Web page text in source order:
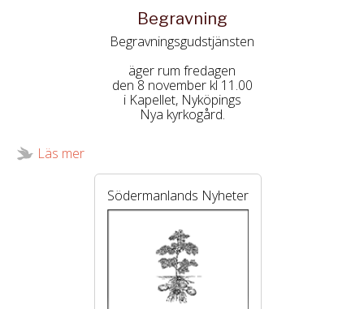
Begravning
Begravningsgudstjänsten
äger rum fredagen
den 8 november kl 11.00
i Kapellet, Nyköpings
Nya kyrkogård.
till minnesstund på
Café Lugn & Ro.
Svar om deltagande till
Arfvidsons Begr.byrå
tel 0155-20 56 60
senast den 1 november.
Läs mer
Södermanlands Nyheter